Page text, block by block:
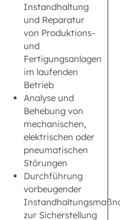
Instandhaltung
und Reparatur
von Produktions-
und
Fertigungsanlagen
im laufenden
Betrieb
Analyse und
Behebung von
mechanischen,
elektrischen oder
pneumatischen
Störungen
Durchführung
vorbeugender
zur Sicherstellung